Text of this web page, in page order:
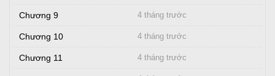
Chương 9 4 tháng trước
Chương 10 4 tháng trước
Chương 11 4 tháng trước